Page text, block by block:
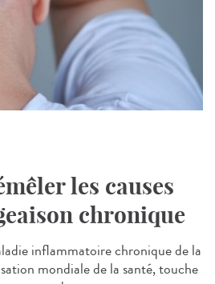
les causes
chronique
inflammatoire chronique de la
mondiale de la santé, touche